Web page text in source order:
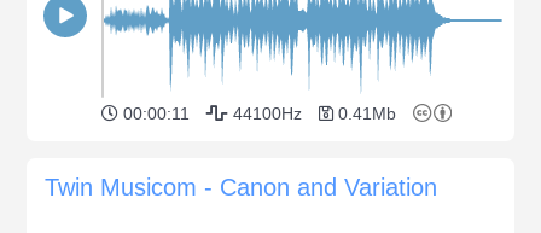
00:00:11 44100Hz 0.41Mb
Twin Musicom - Canon and Variation